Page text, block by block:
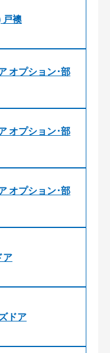
襖
オプション･部
オプション･部
オプション･部
ア
ドア